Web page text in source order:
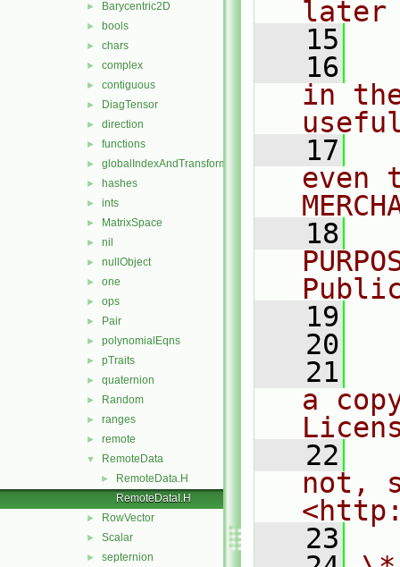
► Barycentric2D
► bools
► chars
► complex
► contiguous
► DiagTensor
► direction
► functions
► globalIndexAndTransform
► hashes
► ints
► MatrixSpace
► nil
► nullObject
► one
► ops
► Pair
► polynomialEqns
► pTraits
► quaternion
► Random
► ranges
► remote
▼ RemoteData
►
RemoteData.H
RemoteDataI.H
► RowVector
► Scalar
► septernion
later
   15
   16
in
   17
even
   18
   19
   20
   21
a
   22
not,
   23